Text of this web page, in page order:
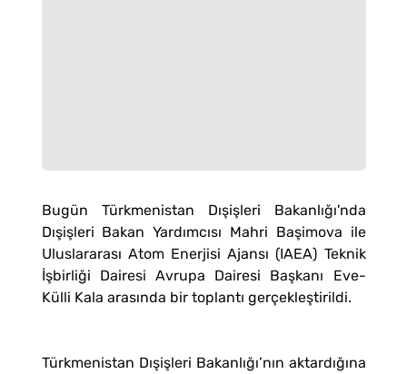
Bugün Türkmenistan Dışişleri Bakanlığı'nda
Dışişleri Bakan Yardımcısı Mahri Başimova ile
Uluslararası Atom Enerjisi Ajansı (IAEA) Teknik
İşbirliği Dairesi Avrupa Dairesi Başkanı Eve-
Külli Kala arasında bir toplantı gerçekleştirildi.
Türkmenistan Dışişleri Bakanlığı’nın aktardığına